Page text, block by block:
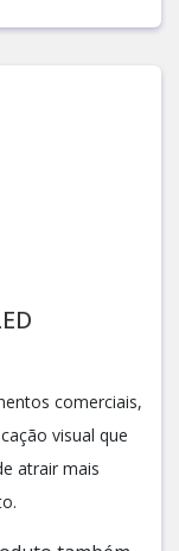
comerciais,
visual que
atrair mais